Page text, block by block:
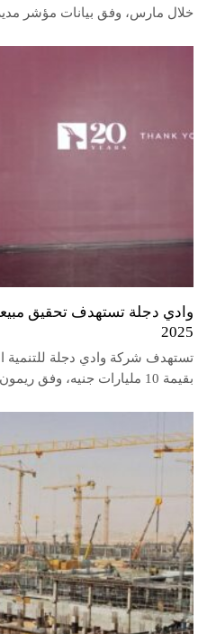
خلال مارس، وفق بيانات مؤشر
2025
تستهدف شركة وادي دجلة للتنمية
بقيمة 10 مليارات جنيه، وفق ريمون عهدي الرئيس التنفيذي